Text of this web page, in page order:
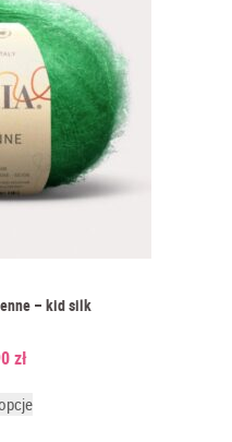
– kid silk
zł